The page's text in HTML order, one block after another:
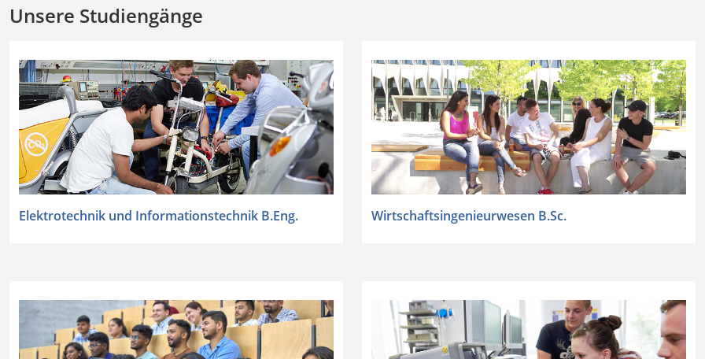
Unsere Studiengänge
Elektrotechnik und Informationstechnik B.Eng. Wirtschaftsingenieurwesen B.Sc.